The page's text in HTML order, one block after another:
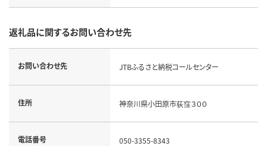
返礼品に関するお問い合わせ先
お問い合わせ先 JTBふるさと納税コールセンター
住所 神奈川県小田原市荻窪３００
電話番号 050-3355-8343